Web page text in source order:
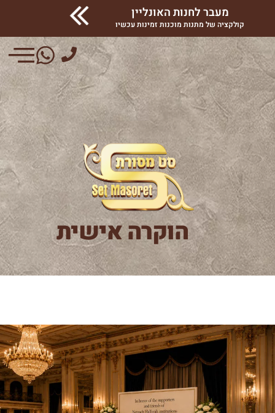
מעבר לחנות האונליין
קולקציה של מתנות מוכנות זמינות עכשיו
הוקרה אישית